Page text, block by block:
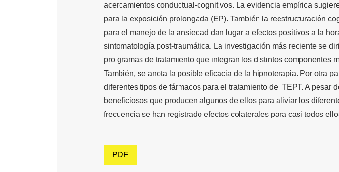
acercamientos conductual-cognitivos. La evidencia empírica
para la exposición prolongada (EP). También la reestructuración
para el manejo de la ansiedad dan lugar a efectos positivos a la
sintomatología post-traumática. La investigación más reciente se
pro gramas de tratamiento que integran los distintos componentes
También, se anota la posible eficacia de la hipnoterapia. Por otra
diferentes tipos de fármacos para el tratamiento del TEPT. A pesar
beneficiosos que producen algunos de ellos para aliviar los
frecuencia se han registrado efectos colaterales para casi todos
PDF